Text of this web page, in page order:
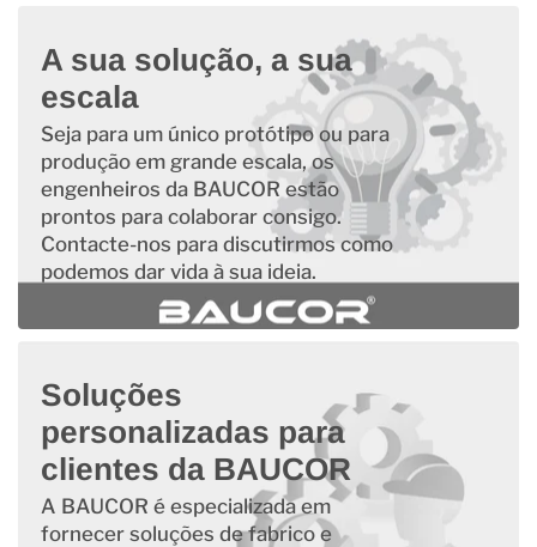
A sua solução, a sua
escala
Seja para um único protótipo ou para
produção em grande escala, os
engenheiros da BAUCOR estão
prontos para colaborar consigo.
Contacte-nos para discutirmos como
podemos dar vida à sua ideia.
Soluções
personalizadas para
clientes da BAUCOR
A BAUCOR é especializada em
fornecer soluções de fabrico e